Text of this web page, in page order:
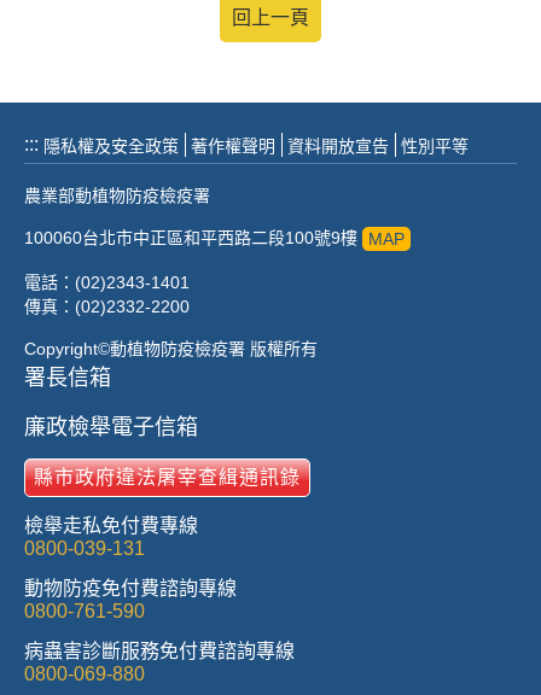
回上一頁
::: 隱私權及安全政策 著作權聲明 資料開放宣告 性別平等
農業部動植物防疫檢疫署
100060台北市中正區和平西路二段100號9樓 MAP
電話：(02)2343-1401
傳真：(02)2332-2200
Copyright©動植物防疫檢疫署 版權所有
署長信箱
廉政檢舉電子信箱
縣市政府違法屠宰查緝通訊錄
檢舉走私免付費專線
0800-039-131
動物防疫免付費諮詢專線
0800-761-590
病蟲害診斷服務免付費諮詢專線
0800-069-880